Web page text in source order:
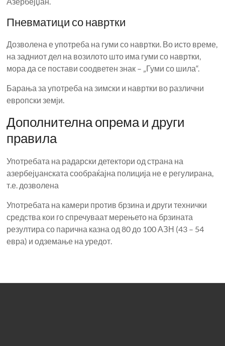
Пневматици со навртки
Дозволена е употреба на гуми со навртки. Во исто време,
на задниот дел на возилото што има гуми со навртки,
мора да се постави соодветен знак – „Гуми со шила“.
Барања за употреба на зимски и навртки во различни
европски земји.
Дополнителна опрема и други
правила
Употребата на радарски детектори од страна на
азербејџанската сообраќајна полиција не е регулирана,
т.е. дозволена
Употребата на камери против брзина и други технички
средства кои го спречуваат мерењето на брзината
резултира со парична казна од 80 до 100 АЗН (43 – 54
евра) и одземање на уредот.